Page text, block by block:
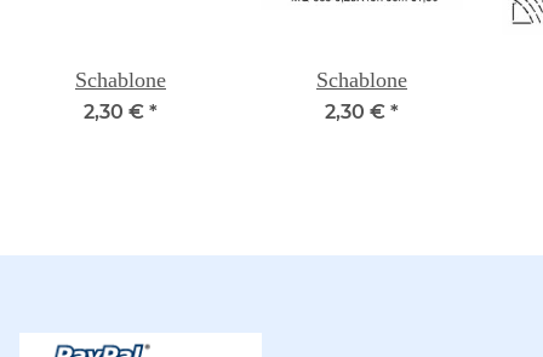
Schablone
2,30 € *
Schablone
2,30 € *